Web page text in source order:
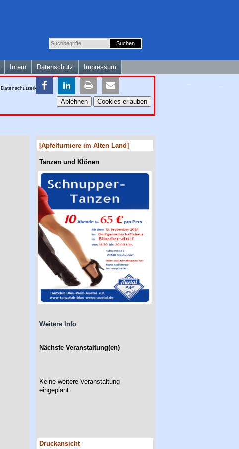
Intern Datenschutz Impressum
Datenschutzerklärung
Ablehnen Cookies erlauben
[Apfelturniere im Alten Land]
Tanzen und Klönen
Weitere Info
Nächste Veranstaltung(en)
Keine weitere Veranstaltung
eingeplant.
Druckansicht